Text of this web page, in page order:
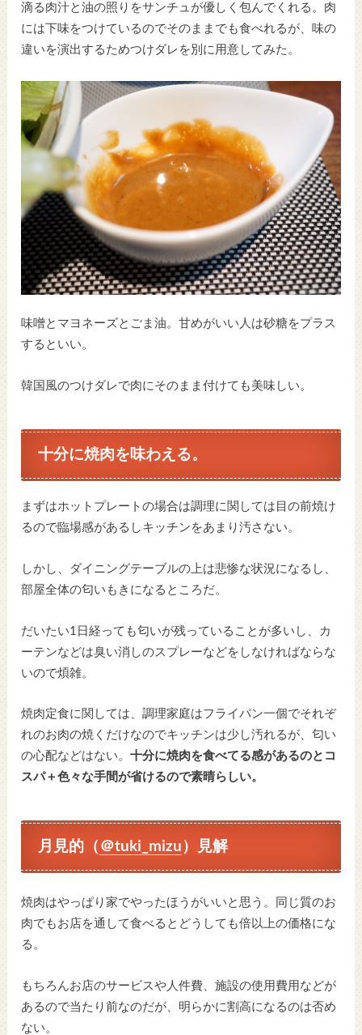
滴る肉汁と油の照りをサンチュが優しく包んでくれる。肉
には下味をつけているのでそのままでも食べれるが、味の
違いを演出するためつけダレを別に用意してみた。
味噌とマヨネーズとごま油。甘めがいい人は砂糖をプラス
するといい。
韓国風のつけダレで肉にそのまま付けても美味しい。
十分に焼肉を味わえる。
まずはホットプレートの場合は調理に関しては目の前焼け
るので臨場感があるしキッチンをあまり汚さない。
しかし、ダイニングテーブルの上は悲惨な状況になるし、
部屋全体の匂いもきになるところだ。
だいたい1日経っても匂いが残っていることが多いし、カ
ーテンなどは臭い消しのスプレーなどをしなければならな
いので煩雑。
焼肉定食に関しては、調理家庭はフライパン一個でそれぞ
れのお肉の焼くだけなのでキッチンは少し汚れるが、匂い
の心配などはない。十分に焼肉を食べてる感があるのとコ
スパ＋色々な手間が省けるので素晴らしい。
月見的（ ＠tuki_mizu ）見解
焼肉はやっぱり家でやったほうがいいと思う。同じ質のお
肉でもお店を通して食べるとどうしても倍以上の価格にな
る。
もちろんお店のサービスや人件費、施設の使用費用などが
あるので当たり前なのだが、明らかに割高になるのは否め
ない。